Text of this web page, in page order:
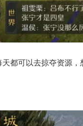
都可以去掠夺资源，